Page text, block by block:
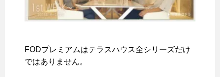
FODプレミアムはテラスハウス全シリーズだけ
ではありません。